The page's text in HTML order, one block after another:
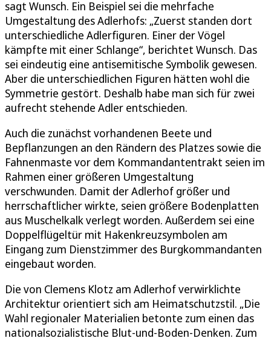
sagt Wunsch. Ein Beispiel sei die mehrfache
Umgestaltung des Adlerhofs: „Zuerst standen dort
unterschiedliche Adlerfiguren. Einer der Vögel
kämpfte mit einer Schlange“, berichtet Wunsch. Das
sei eindeutig eine antisemitische Symbolik gewesen.
Aber die unterschiedlichen Figuren hätten wohl die
Symmetrie gestört. Deshalb habe man sich für zwei
aufrecht stehende Adler entschieden.
Auch die zunächst vorhandenen Beete und
Bepflanzungen an den Rändern des Platzes sowie die
Fahnenmaste vor dem Kommandantentrakt seien im
Rahmen einer größeren Umgestaltung
verschwunden. Damit der Adlerhof größer und
herrschaftlicher wirkte, seien größere Bodenplatten
aus Muschelkalk verlegt worden. Außerdem sei eine
Doppelflügeltür mit Hakenkreuzsymbolen am
Eingang zum Dienstzimmer des Burgkommandanten
eingebaut worden.
Die von Clemens Klotz am Adlerhof verwirklichte
Architektur orientiert sich am Heimatschutzstil. „Die
Wahl regionaler Materialien betonte zum einen das
nationalsozialistische Blut-und-Boden-Denken. Zum